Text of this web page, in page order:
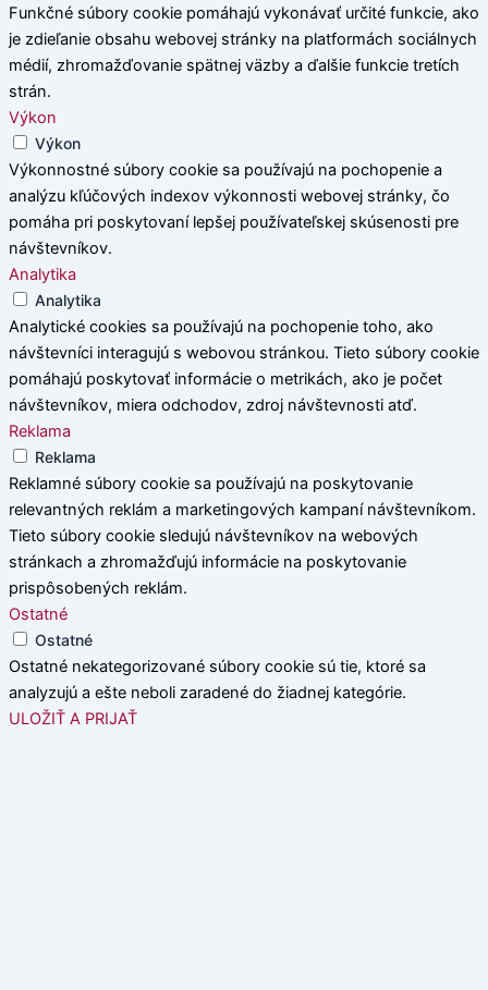
Funkčné súbory cookie pomáhajú vykonávať určité funkcie, ako
je zdieľanie obsahu webovej stránky na platformách sociálnych
médií, zhromažďovanie spätnej väzby a ďalšie funkcie tretích
strán.
Výkon
Výkon
Výkonnostné súbory cookie sa používajú na pochopenie a
analýzu kľúčových indexov výkonnosti webovej stránky, čo
pomáha pri poskytovaní lepšej používateľskej skúsenosti pre
návštevníkov.
Analytika
Analytika
Analytické cookies sa používajú na pochopenie toho, ako
návštevníci interagujú s webovou stránkou. Tieto súbory cookie
pomáhajú poskytovať informácie o metrikách, ako je počet
návštevníkov, miera odchodov, zdroj návštevnosti atď.
Reklama
Reklama
Reklamné súbory cookie sa používajú na poskytovanie
relevantných reklám a marketingových kampaní návštevníkom.
Tieto súbory cookie sledujú návštevníkov na webových
stránkach a zhromažďujú informácie na poskytovanie
prispôsobených reklám.
Ostatné
Ostatné
Ostatné nekategorizované súbory cookie sú tie, ktoré sa
analyzujú a ešte neboli zaradené do žiadnej kategórie.
ULOŽIŤ A PRIJAŤ